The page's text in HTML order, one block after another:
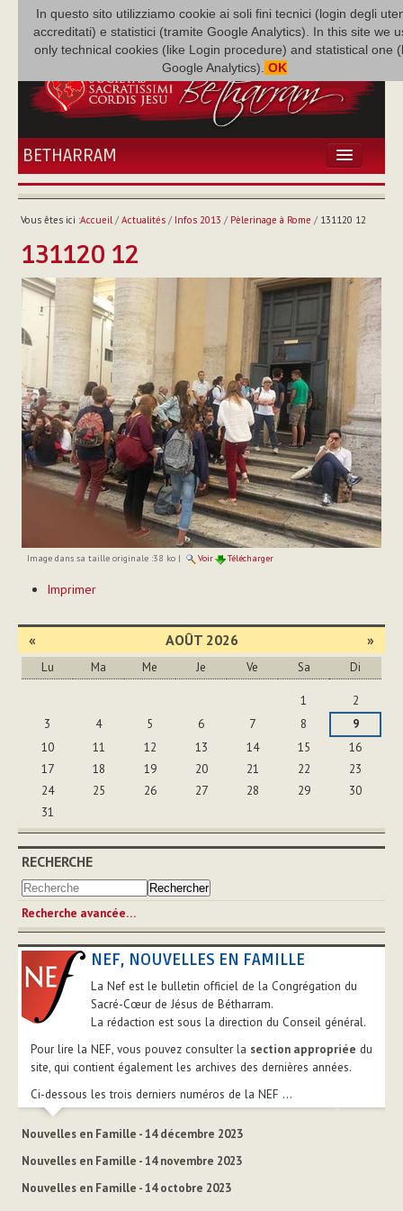
In questo sito utilizziamo cookie ai soli fini tecnici (login degli
accreditati) e statistici (tramite Google Analytics). In this site we
only technical cookies (like Login procedure) and statistical one
Google Analytics). OK
BETHARRAM
ACCUEIL
FAMILLE
MISSION
NEF
MULTIMÉDIA
P. AUGUSTE ETCHÉCOPAR
Vous êtes ici :Accueil/ Actualités/ Infos 2013 / Pèlerinage à Rome / 131120 12
131120 12
Image dans sa taille originale :38 ko| Voir Télécharger
sur
document
Imprimer
« AOÛT 2026 »
Lu Ma Me Je Ve Sa Di
1
2
3
4 5 6 7 8
9
10
11 12 13 14 15
16
17
18 19 20 21 22
23
24
25 26 27 28 29
30
31
RECHERCHE
Recherche avancée…
NEF, NOUVELLES EN FAMILLE
La Nef est le bulletin officiel de la Congrégation du
Sacré-Cœur de Jésus de Bétharram.
La rédaction est sous la direction du Conseil général.
Pour lire la NEF, vous pouvez consulter la section appropriée du
site, qui contient également les archives des dernières années.
Ci-dessous les trois derniers numéros de la NEF ...
Nouvelles en Famille - 14 décembre 2023
Nouvelles en Famille - 14 novembre 2023
Nouvelles en Famille - 14 octobre 2023